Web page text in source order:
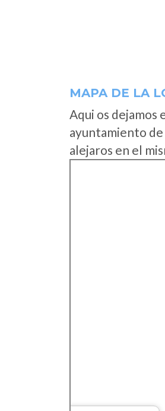
MAPA DE LA
Aqui os dejamos
ayuntamiento
alejaros en el